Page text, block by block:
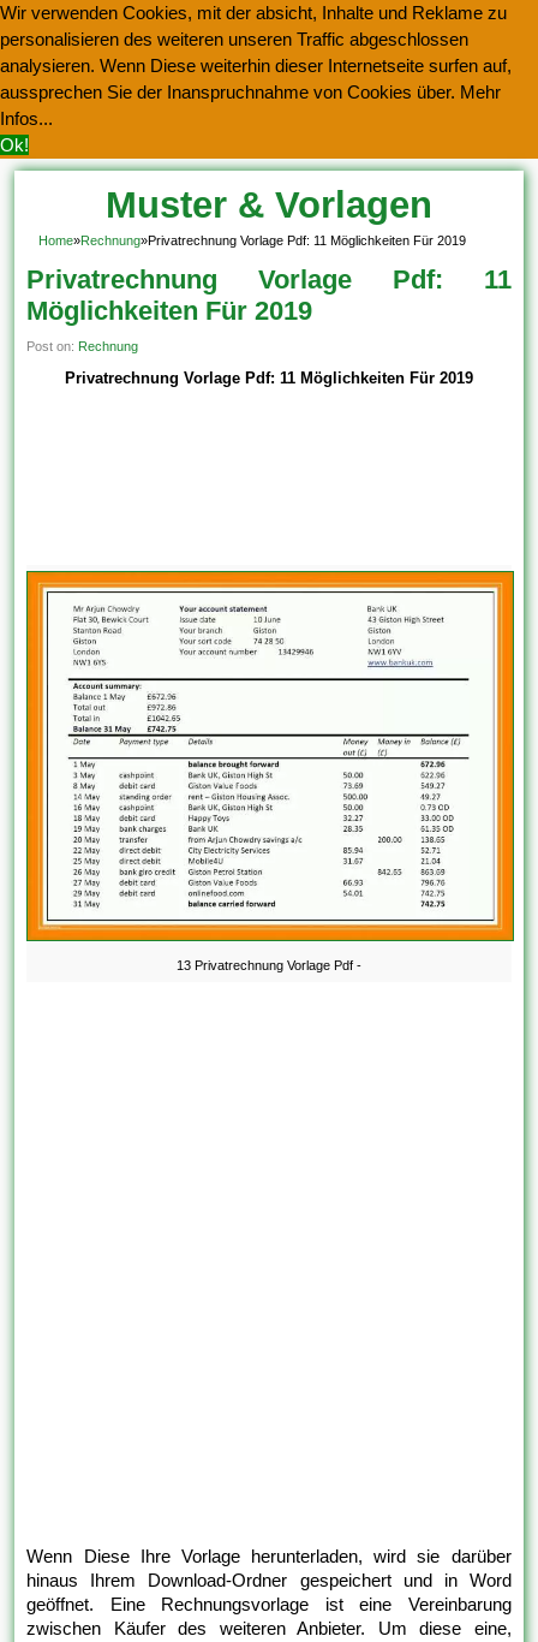
Wir verwenden Cookies, mit der absicht, Inhalte und Reklame zu
personalisieren des weiteren unseren Traffic abgeschlossen
analysieren. Wenn Diese weiterhin dieser Internetseite surfen auf,
aussprechen Sie der Inanspruchnahme von Cookies über. Mehr
Infos...
Ok!
Muster & Vorlagen
Kostenlos Herunterladen
Home»Rechnung»Privatrechnung Vorlage Pdf: 11 Möglichkeiten Für 2019
Privatrechnung Vorlage Pdf: 11
Möglichkeiten Für 2019
Post on: Rechnung
Privatrechnung Vorlage Pdf: 11 Möglichkeiten Für 2019
13 Privatrechnung Vorlage Pdf -
Wenn Diese Ihre Vorlage herunterladen, wird sie darüber
hinaus Ihrem Download-Ordner gespeichert und in Word
geöffnet. Eine Rechnungsvorlage ist eine Vereinbarung
zwischen Käufer des weiteren Anbieter. Um diese eine,